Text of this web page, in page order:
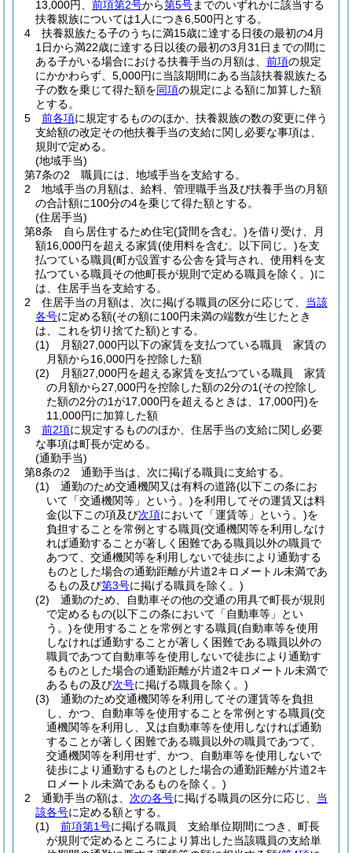
13,000円、 前項第2号から第5号までのいずれかに該当する
扶養親族については1人につき6,500円とする。
4
扶養親族たる子のうちに満15歳に達する日後の最初の4月
1日から満22歳に達する日以後の最初の3月31日までの間に
ある子がいる場合における扶養手当の月額は、 前項の規定
にかかわらず、5,000円に当該期間にある当該扶養親族たる
子の数を乗じて得た額を同項の規定による額に加算した額
とする。
5
前各項に規定するもののほか、扶養親族の数の変更に伴う
支給額の改定その他扶養手当の支給に関し必要な事項は、
規則で定める。
(地域手当)
第7条の2
職員には、地域手当を支給する。
2
地域手当の月額は、給料、管理職手当及び扶養手当の月額
の合計額に100分の4を乗じて得た額とする。
(住居手当)
第8条
自ら居住するため住宅(貸間を含む。)を借り受け、月
額16,000円を超える家賃(使用料を含む。以下同じ。)を支
払つている職員(町が設置する公舎を貸与され、使用料を支
払つている職員その他町長が規則で定める職員を除く。)に
は、住居手当を支給する。
2
住居手当の月額は、次に掲げる職員の区分に応じて、 当該
各号に定める額(その額に100円未満の端数が生じたとき
は、これを切り捨てた額)とする。
(1)
月額27,000円以下の家賃を支払つている職員 家賃の
月額から16,000円を控除した額
(2)
月額27,000円を超える家賃を支払つている職員 家賃
の月額から27,000円を控除した額の2分の1(その控除し
た額の2分の1が17,000円を超えるときは、17,000円)を
11,000円に加算した額
3
前2項に規定するもののほか、住居手当の支給に関し必要
な事項は町長が定める。
(通勤手当)
第8条の2
通勤手当は、次に掲げる職員に支給する。
(1)
通勤のため交通機関又は有料の道路(以下この条にお
いて「交通機関等」という。)を利用してその運賃又は料
金(以下この項及び次項において「運賃等」という。)を
負担することを常例とする職員(交通機関等を利用しなけ
れば通勤することが著しく困難である職員以外の職員で
あつて、交通機関等を利用しないで徒歩により通勤する
ものとした場合の通勤距離が片道2キロメートル未満であ
るもの及び第3号に掲げる職員を除く。)
(2)
通勤のため、自動車その他の交通の用具で町長が規則
で定めるもの(以下この条において「自動車等」とい
う。)を使用することを常例とする職員(自動車等を使用
しなければ通勤することが著しく困難である職員以外の
職員であつて自動車等を使用しないで徒歩により通勤す
るものとした場合の通勤距離が片道2キロメートル未満で
あるもの及び次号に掲げる職員を除く。)
(3)
通勤のため交通機関等を利用してその運賃等を負担
し、かつ、自動車等を使用することを常例とする職員(交
通機関等を利用し、又は自動車等を使用しなければ通勤
することが著しく困難である職員以外の職員であつて、
交通機関等を利用せず、かつ、自動車等を使用しないで
徒歩により通勤するものとした場合の通勤距離が片道2キ
ロメートル未満であるものを除く。)
2
通勤手当の額は、 次の各号に掲げる職員の区分に応じ、 当
該各号に定める額とする。
(1)
前項第1号に掲げる職員 支給単位期間につき、町長
が規則で定めるところにより算出した当該職員の支給単